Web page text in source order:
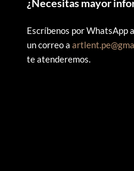
¿Necesitas mayor
Escríbenos por WhatsApp
un correo a
te atenderemos.
2025 ARTLENT PERÚ –